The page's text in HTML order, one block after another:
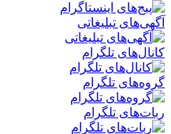
آگهی‌های تبلیغاتی
کانال‌های تلگرام
گروه‌های تلگرام
ربات‌های تلگرام